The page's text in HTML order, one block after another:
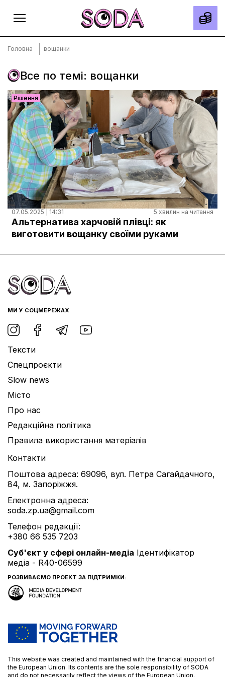
Головна
Тексти
Спецпроєкти
Slow news
Місто
Про нас
Редакційна політика
Правила використання матеріалів
Документи
Головна вощанки
Все по темі: вощанки
Рішення
07.05.2025 | 14:31 5 хвилин на читання
Альтернатива харчовій плівці: як
виготовити вощанку своїми руками
МИ У СОЦМЕРЕЖАХ
Тексти
Спецпроєкти
Slow news
Місто
Про нас
Редакційна політика
Правила використання матеріалів
Контакти
Поштова адреса: 69096, вул. Петра Сагайдачного,
84, м. Запоріжжя.
Електронна адреса:
soda.zp.ua@gmail.com
Телефон редакції:
+380 66 535 7203
Cуб'єкт у сфері онлайн-медіа Ідентифікатор
медіа - R40-06599
РОЗВИВАЄМО ПРОЕКТ ЗА ПІДТРИМКИ:
This website was created and maintained with the financial support of
the European Union. Its contents are the sole responsibility of SODA
and do not necessarily reflect the views of the European Union.